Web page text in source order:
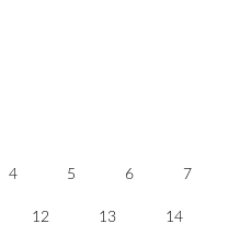
4 5 6 7
12 13 14